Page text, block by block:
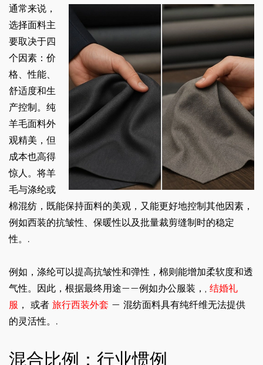
通常来说，
选择面料主
要取决于四
个因素：价
格、性能、
舒适度和生
产控制。纯
羊毛面料外
观精美，但
成本也高得
惊人。将羊
毛与涤纶或
棉混纺，既能保持面料的美观，又能更好地控制其他因素，
例如西装的抗皱性、保暖性以及批量裁剪缝制时的稳定
性。.
例如，涤纶可以提高抗皱性和弹性，棉则能增加柔软度和透
气性。因此，根据最终用途——例如办公服装，, 结婚礼
服 ， 或者旅行西装外套 — 混纺面料具有纯纤维无法提供
的灵活性。.